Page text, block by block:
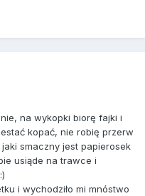
na wykopki biorę fajki i
kopać, nie robię przerw
smaczny jest papierosek
usiąde na trawce i
i wychodziło mi mnóstwo